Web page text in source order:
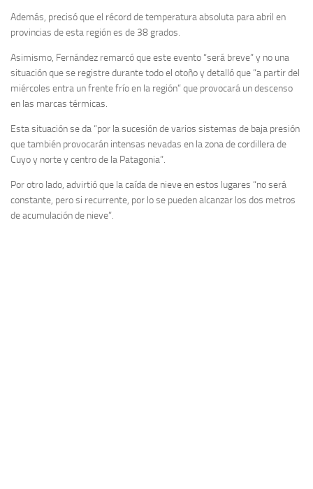
Además, precisó que el récord de temperatura absoluta para abril en
provincias de esta región es de 38 grados.
Asimismo, Fernández remarcó que este evento “será breve” y no una
situación que se registre durante todo el otoño y detalló que “a partir del
miércoles entra un frente frío en la región” que provocará un descenso
en las marcas térmicas.
Esta situación se da “por la sucesión de varios sistemas de baja presión
que también provocarán intensas nevadas en la zona de cordillera de
Cuyo y norte y centro de la Patagonia”.
Por otro lado, advirtió que la caída de nieve en estos lugares “no será
constante, pero si recurrente, por lo se pueden alcanzar los dos metros
de acumulación de nieve”.